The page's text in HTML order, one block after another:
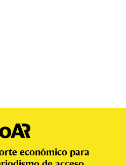
económico para